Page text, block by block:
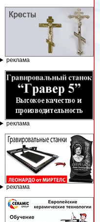
реклама
реклама
реклама